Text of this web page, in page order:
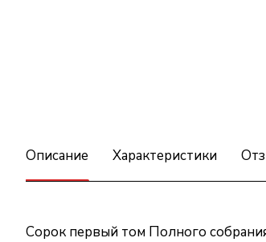
Описание Характеристики
Сорок первый том Полного